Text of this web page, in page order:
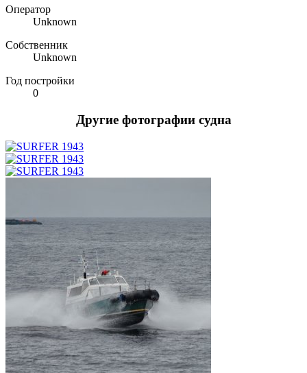
Оператор
Unknown
Собственник
Unknown
Год постройки
0
Другие фотографии судна